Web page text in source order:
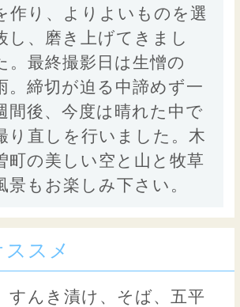
作り、よりよいものを選
し、磨き上げてきまし
。最終撮影日は生憎の
。締切が迫る中諦めず一
間後、今度は晴れた中で
り直しを行いました。木
町の美しい空と山と牧草
景もお楽しみ下さい。
スメ
すんき漬け、そば、五平